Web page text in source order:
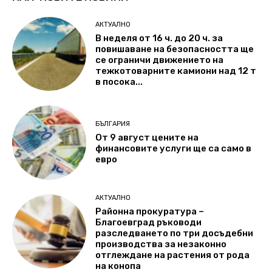
АКТУАЛНО
В неделя от 16 ч. до 20 ч. за
повишаване на безопасността ще
се ограничи движението на
тежкотоварните камиони над 12 т
в посока...
БЪЛГАРИЯ
От 9 август цените на
финансовите услуги ще са само в
евро
АКТУАЛНО
Районна прокуратура –
Благоевград ръководи
разследването по три досъдебни
производства за незаконно
отглеждане на растения от рода
на конопа